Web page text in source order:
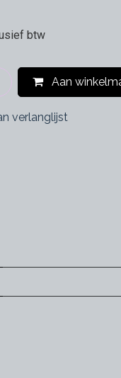
btw
Aan
verlanglijst